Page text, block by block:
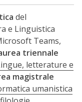
del
e Linguistica
Teams,
triennale
letterature e
magistrale
umanistica